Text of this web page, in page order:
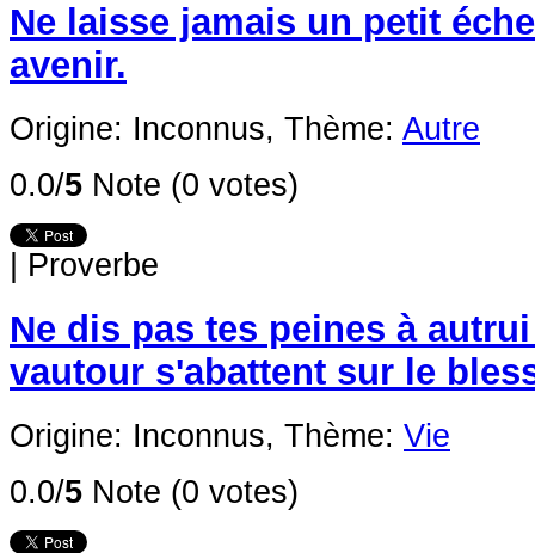
Ne laisse jamais un petit
avenir.
Origine: Inconnus, Thème: Autre
0.0/5 Note (0 votes)
Proverbe
Ne dis pas tes peines à
vautour s'abattent sur le
Origine: Inconnus, Thème: Vie
0.0/5 Note (0 votes)